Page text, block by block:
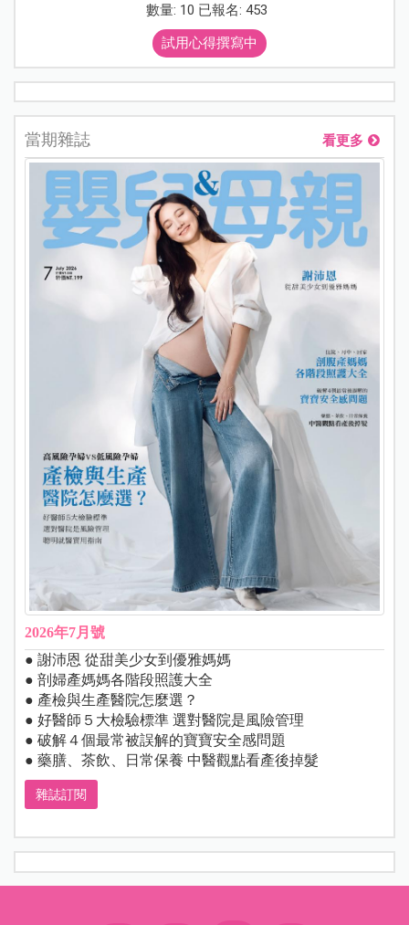
數量: 10 已報名: 453
試用心得撰寫中
當期雜誌 看更多
2026年7月號
● 謝沛恩 從甜美少女到優雅媽媽
● 剖婦產媽媽各階段照護大全
● 產檢與生產醫院怎麼選？
● 好醫師５大檢驗標準 選對醫院是風險管理
● 破解４個最常被誤解的寶寶安全感問題
● 藥膳、茶飲、日常保養 中醫觀點看產後掉髮
雜誌訂閱